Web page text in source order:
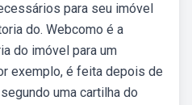
para seu imóvel
do. Webcomo é a
do imóvel para um
exemplo, é feita depois de
uma cartilha do